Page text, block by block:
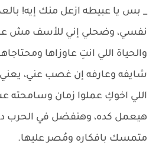
_ بس يا عبيطه ازعل منك إيه!
نفسي، وضحلي إني للأسف مش
والحياة اللي انتِ عاوزاها
شايفه وعارفه إن غصب عني، يعني
اللي اخوكِ عملوا زمان
هيعمل كده، وهنفضل في الحرب
متمسك بافكاره ومُصر عليها.